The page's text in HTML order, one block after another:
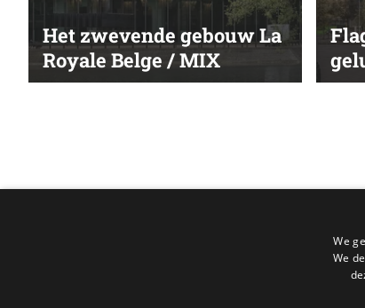
Het zwevende gebouw La
Royale Belge / MIX
We
We